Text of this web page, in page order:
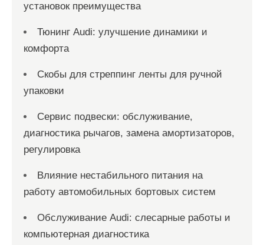
установок преимущества
Тюнинг Audi: улучшение динамики и
комфорта
Скобы для стреппинг ленты для ручной
упаковки
Сервис подвески: обслуживание,
диагностика рычагов, замена амортизаторов,
регулировка
Влияние нестабильного питания на
работу автомобильных бортовых систем
Обслуживание Audi: слесарные работы и
компьютерная диагностика